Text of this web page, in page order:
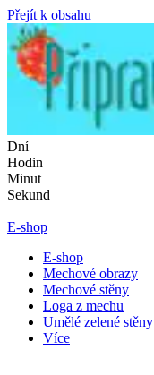
Přejít k obsahu
Dní
Hodin
Minut
Sekund
E-shop
E-shop
Mechové obrazy
Mechové stěny
Loga z mechu
Umělé zelené stěny
Více